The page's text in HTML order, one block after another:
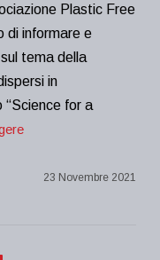
Plastic Free
di informare e
tema della
in
“Science for a
23 Novembre 2021